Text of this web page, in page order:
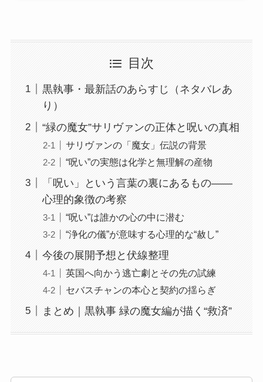
目次
黒執事・最新話のあらすじ（ネタバレあ
り）
“緑の魔女”サリヴァンの正体と呪いの真相
サリヴァンの「魔女」伝説の背景
“呪い”の実態は化学と無理解の産物
「呪い」という言葉の裏にあるもの——
心理的象徴の考察
“呪い”は誰かの心の中に潜む
“浄化の儀”が意味する心理的な“赦し”
今後の展開予想と伏線整理
英国へ向かう逃亡劇とその先の試練
セバスチャンの本心と契約の揺らぎ
まとめ｜黒執事 緑の魔女編が描く“救済”